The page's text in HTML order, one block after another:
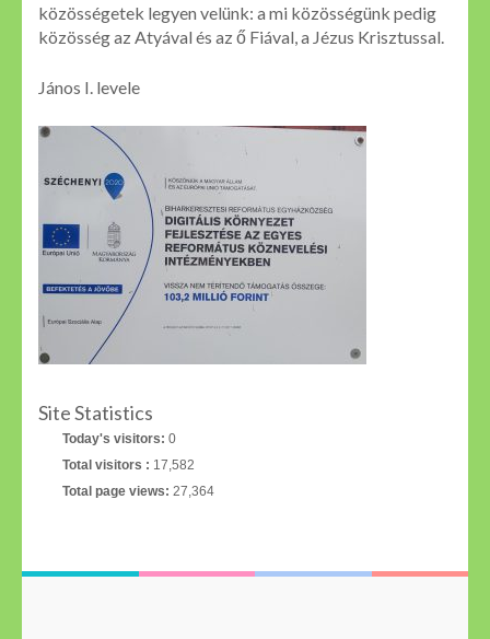
közösségetek legyen velünk: a mi közösségünk pedig
közösség az Atyával és az ő Fiával, a Jézus Krisztussal.
János I. levele
Site Statistics
Today's visitors: 0
Total visitors : 17,582
Total page views: 27,364